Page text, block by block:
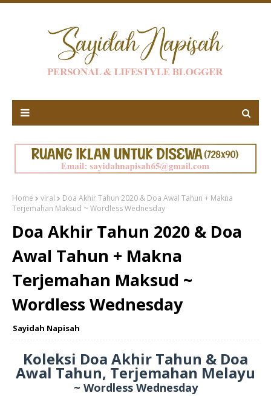
Home viral
Doa Akhir Tahun 2020 & Doa Awal Tahun + Makna
Terjemahan Maksud ~ Wordless Wednesday
Doa Akhir Tahun 2020 & Doa
Awal Tahun + Makna
Terjemahan Maksud ~
Wordless Wednesday
Sayidah Napisah
Koleksi Doa Akhir Tahun & Doa
Awal Tahun, Terjemahan Melayu
~ Wordless Wednesday